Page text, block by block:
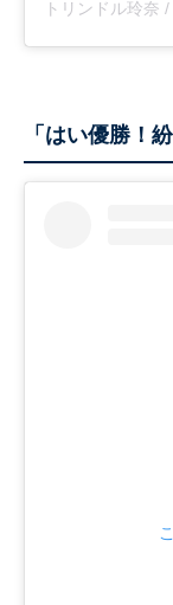
トリンドル玲奈
「はい優勝！